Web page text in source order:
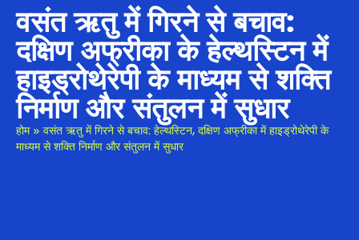
वसंत ऋतु में गिरने से बचाव:
दक्षिण अफ्रीका के हेल्थस्टिन में
हाइड्रोथेरेपी के माध्यम से शक्ति
निर्माण और संतुलन में सुधार
होम» वसंत ऋतु में गिरने से बचाव: हेल्थस्टिन, दक्षिण अफ्रीका में हाइड्रोथेरेपी के
माध्यम से शक्ति निर्माण और संतुलन में सुधार